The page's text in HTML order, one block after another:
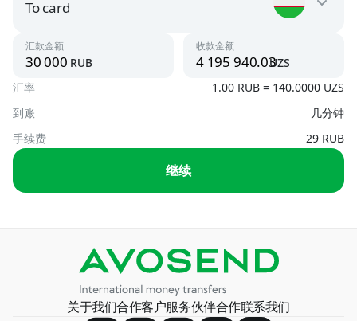
RUB
Uzbekistan
UZS
To card
Argentina
USD
USD, RUB
Belarus
BYN, USD
To card
UZS, USD
By phone number
汇款金额
rub
收款金额
uzs
继续
汇率
1.00 RUB = 140.0000 UZS
到账
几分钟
手续费
29 RUB
关于我们合作客户服务伙伴合作联系我们